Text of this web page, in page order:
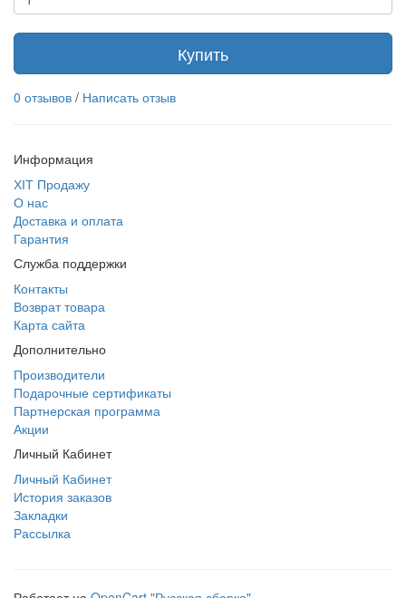
Купить
0 отзывов / Написать отзыв
Информация
ХІТ Продажу
О нас
Доставка и оплата
Гарантия
Служба поддержки
Контакты
Возврат товара
Карта сайта
Дополнительно
Производители
Подарочные сертификаты
Партнерская программа
Акции
Личный Кабинет
Личный Кабинет
История заказов
Закладки
Рассылка